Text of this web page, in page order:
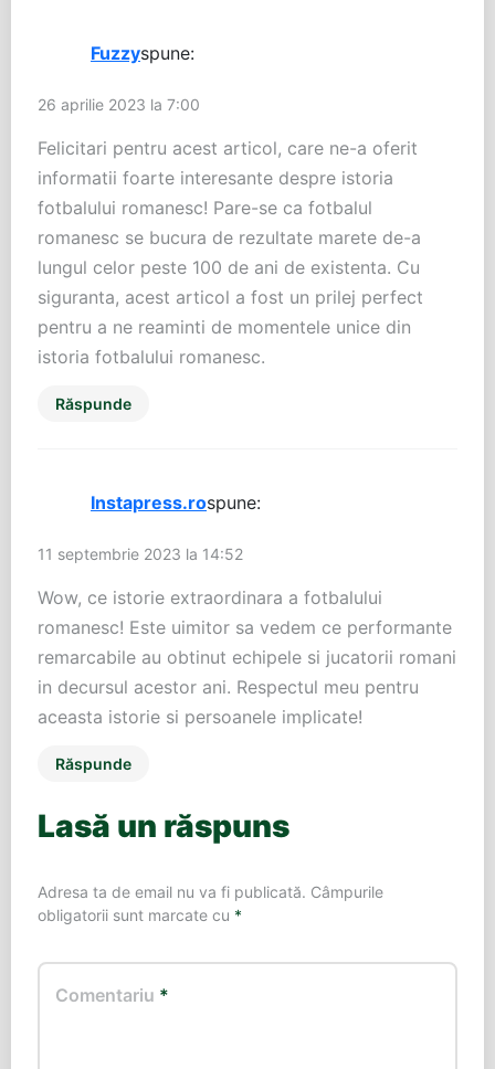
Fuzzyspune:
26 aprilie 2023 la 7:00
Felicitari pentru acest articol, care ne-a oferit
informatii foarte interesante despre istoria
fotbalului romanesc! Pare-se ca fotbalul
romanesc se bucura de rezultate marete de-a
lungul celor peste 100 de ani de existenta. Cu
siguranta, acest articol a fost un prilej perfect
pentru a ne reaminti de momentele unice din
istoria fotbalului romanesc.
Răspunde
Instapress.rospune:
11 septembrie 2023 la 14:52
Wow, ce istorie extraordinara a fotbalului
romanesc! Este uimitor sa vedem ce performante
remarcabile au obtinut echipele si jucatorii romani
in decursul acestor ani. Respectul meu pentru
aceasta istorie si persoanele implicate!
Răspunde
Lasă un răspuns
Adresa ta de email nu va fi publicată. Câmpurile
obligatorii sunt marcate cu *
Comentariu *